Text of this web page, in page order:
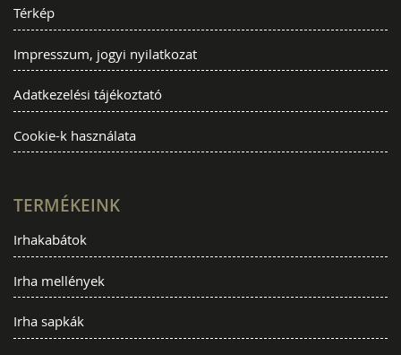
Térkép
Impresszum, jogyi nyilatkozat
Adatkezelési tájékoztató
Cookie-k használata
TERMÉKEINK
Irhakabátok
Irha mellények
Irha sapkák